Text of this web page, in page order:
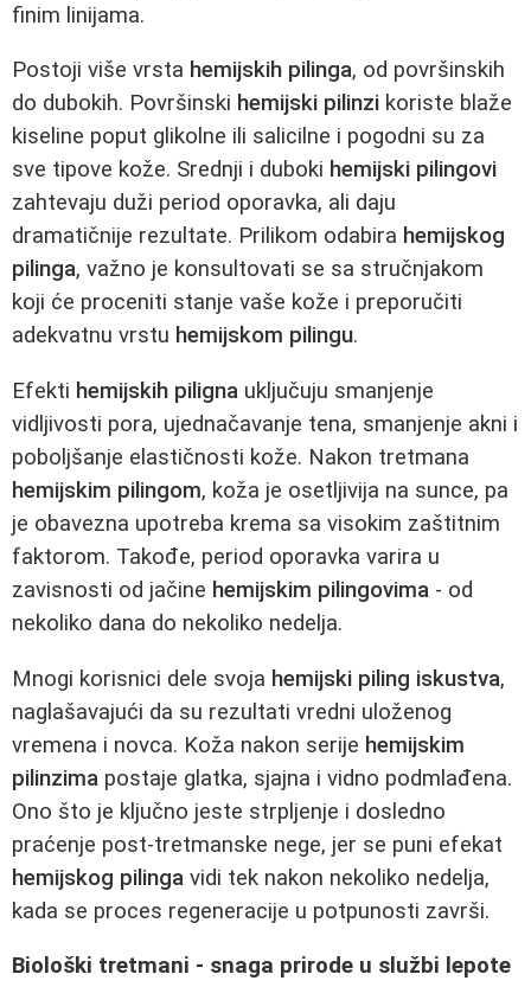
finim linijama.
Postoji više vrsta hemijskih pilinga, od površinskih
do dubokih. Površinski hemijski pilinzi koriste blaže
kiseline poput glikolne ili salicilne i pogodni su za
sve tipove kože. Srednji i duboki hemijski pilingovi
zahtevaju duži period oporavka, ali daju
dramatičnije rezultate. Prilikom odabira hemijskog
pilinga, važno je konsultovati se sa stručnjakom
koji će proceniti stanje vaše kože i preporučiti
adekvatnu vrstu hemijskom pilingu.
Efekti hemijskih piligna uključuju smanjenje
vidljivosti pora, ujednačavanje tena, smanjenje akni i
poboljšanje elastičnosti kože. Nakon tretmana
hemijskim pilingom, koža je osetljivija na sunce, pa
je obavezna upotreba krema sa visokim zaštitnim
faktorom. Takođe, period oporavka varira u
zavisnosti od jačine hemijskim pilingovima - od
nekoliko dana do nekoliko nedelja.
Mnogi korisnici dele svoja hemijski piling iskustva,
naglašavajući da su rezultati vredni uloženog
vremena i novca. Koža nakon serije hemijskim
pilinzima postaje glatka, sjajna i vidno podmlađena.
Ono što je ključno jeste strpljenje i dosledno
praćenje post-tretmanske nege, jer se puni efekat
hemijskog pilinga vidi tek nakon nekoliko nedelja,
kada se proces regeneracije u potpunosti završi.
Biološki tretmani - snaga prirode u službi lepote